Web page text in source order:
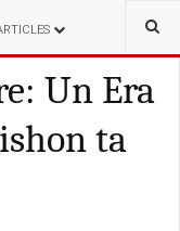
Un Era
ta